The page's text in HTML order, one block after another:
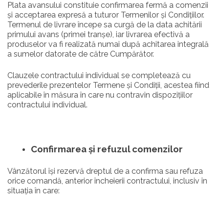
Plata avansului constituie confirmarea fermă a comenzii
și acceptarea expresă a tuturor Termenilor și Condițiilor.
Termenul de livrare începe sa curgă de la data achitării
primului avans (primei tranșe), iar livrarea efectivă a
produselor va fi realizată numai după achitarea integrală
a sumelor datorate de către Cumpărător.
Clauzele contractului individual se completează cu
prevederile prezentelor Termene și Condiții, acestea fiind
aplicabile în măsura în care nu contravin dispozițiilor
contractului individual.
Confirmarea și refuzul comenzilor
Vânzătorul își rezervă dreptul de a confirma sau refuza
orice comandă, anterior încheierii contractului, inclusiv în
situația în care: